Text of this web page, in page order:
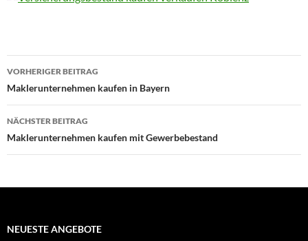
Beitragsnavigation
VORHERIGER BEITRAG
Maklerunternehmen kaufen in Bayern
NÄCHSTER BEITRAG
Maklerunternehmen kaufen mit Gewerbebestand
NEUESTE ANGEBOTE